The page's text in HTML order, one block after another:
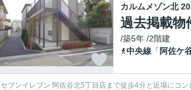
カルムメゾン北
過去掲載物
/築5年 /2階建
中央線 「 阿佐ケ
セブンイレブン 阿佐谷北5丁目店まで徒歩4分と近場にコ